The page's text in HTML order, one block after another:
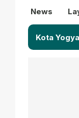
News
Kota